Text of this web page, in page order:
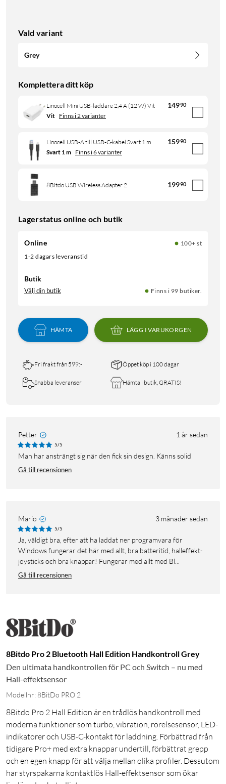
Vald variant
Grey
Komplettera ditt köp
Linocell Mini USB-laddare 2,4 A (12 W) Vit 14990
Vit Finns i 2 varianter
Linocell USB-A till USB-C-kabel Svart 1 m 15990
Svart 1 m Finns i 6 varianter
8Bitdo USB Wireless Adapter 2 19990
Lagerstatus online och butik
Online
100+ st
1-2 dagars leveranstid
Butik
Välj din butik Finns i 99 butiker.
HÄMTA LÄGG I VARUKORGEN
Fri frakt från 599:- Öppet köp i 100 dagar
Snabba leveranser Hämta i butik, GRATIS!
Petter 1 år sedan
5/5
Man har ansträngt sig när den fick sin design. Känns solid
Gå till recensionen
Mario 3 månader sedan
5/5
Ja, väldigt bra, efter att ha laddat ner programvara för
Windows fungerar det här med allt, bra batteritid, halleffekt-
joysticks och bra knappar! Fungerar med allt med Bl...
Gå till recensionen
8Bitdo Pro 2 Bluetooth Hall Edition Handkontroll Grey
Den ultimata handkontrollen för PC och Switch – nu med
Hall-effektsensor
Modellnr: 8BitDo PRO 2
8Bitdo Pro 2 Hall Edition är en trådlös handkontroll med
moderna funktioner som turbo, vibration, rörelsesensor, LED-
indikatorer och USB-C-kontakt för laddning. Förbättrad från
tidigare Pro+ med extra knappar undertill, förbättrat grepp
och en egen knapp för att välja mellan olika profiler. Dessutom
har styrspakarna kontaktlös Hall-effektsensor som ökar